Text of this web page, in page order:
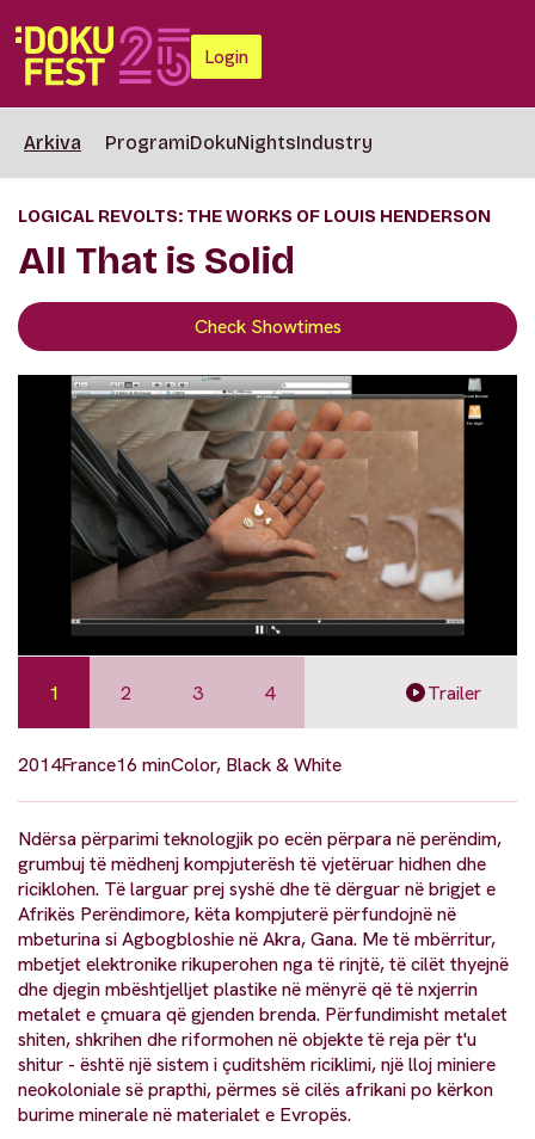
Login
Arkiva ProgramiDokuNightsIndustry
LOGICAL REVOLTS: THE WORKS OF LOUIS HENDERSON
All That is Solid
Check Showtimes
1 2 3 4 Trailer
2014France16 minColor, Black & White
Ndërsa përparimi teknologjik po ecën përpara në perëndim,
grumbuj të mëdhenj kompjuterësh të vjetëruar hidhen dhe
riciklohen. Të larguar prej syshë dhe të dërguar në brigjet e
Afrikës Perëndimore, këta kompjuterë përfundojnë në
mbeturina si Agbogbloshie në Akra, Gana. Me të mbërritur,
mbetjet elektronike rikuperohen nga të rinjtë, të cilët thyejnë
dhe djegin mbështjelljet plastike në mënyrë që të nxjerrin
metalet e çmuara që gjenden brenda. Përfundimisht metalet
shiten, shkrihen dhe riformohen në objekte të reja për t'u
shitur - është një sistem i çuditshëm riciklimi, një lloj miniere
neokoloniale së prapthi, përmes së cilës afrikani po kërkon
burime minerale në materialet e Evropës.